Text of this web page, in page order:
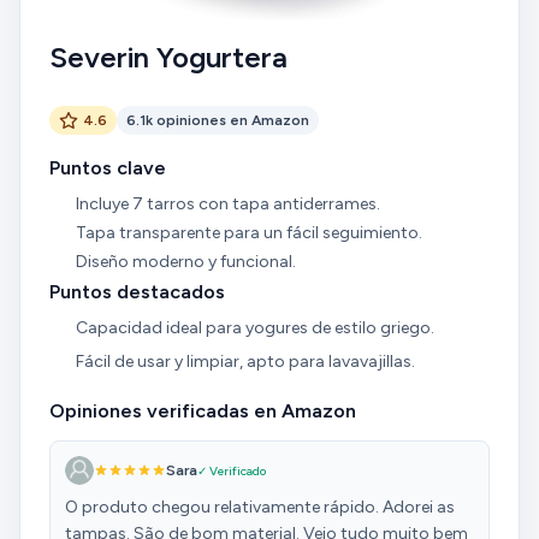
Severin Yogurtera
4.6 6.1k opiniones en Amazon
Puntos clave
Incluye 7 tarros con tapa antiderrames.
Tapa transparente para un fácil seguimiento.
Diseño moderno y funcional.
Puntos destacados
Capacidad ideal para yogures de estilo griego.
Fácil de usar y limpiar, apto para lavavajillas.
Opiniones verificadas en Amazon
Sara✓ Verificado
O produto chegou relativamente rápido. Adorei as
tampas. São de bom material. Veio tudo muito bem